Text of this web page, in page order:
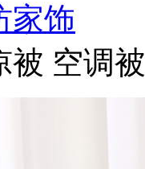
家饰
被 空调被